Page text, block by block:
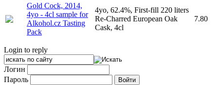
Gold Cock, 2014,
4yo - 4cl sample for
Alkohol.cz Tasting
Pack
4yo, 62.4%, First-fill 220 liters
Re-Charred European Oak
Cask, 4cl
7.80
Login to reply
Логин
Пароль